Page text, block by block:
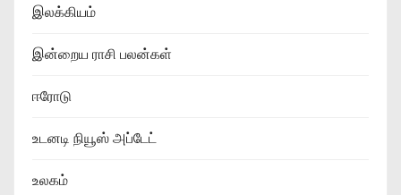
இலக்கியம்
இன்றைய ராசி பலன்கள்
ஈரோடு
உடனடி நியூஸ் அப்டேட்
உலகம்